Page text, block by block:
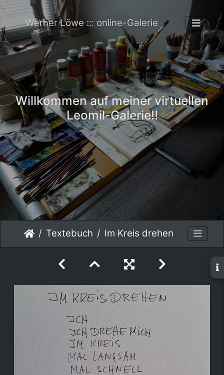
Werner Löwe ::: online-Galerie
Willkommen auf meiner virtuellen
Leomil-Galerie!!
Textebuch Im Kreis drehen